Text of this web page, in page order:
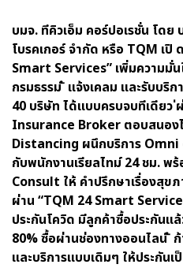
บมจ. ทีคิวเอ็ม คอร์ปอเรชั่น โดย
โบรคเกอร์ จำกัด หรือ TQM เปิ
Smart Services” เพิ่มความมั่น
กรมธรรม์ ้ แจ้งเคลม และรับบริ
40 บริษัท ได้แบบครบจบทีเดียว
Insurance Broker ตอบสนอง
Distancing ผนึกบริการ Omni
กับพนักงานเรียลไทม์ 24 ชม. พ
Consult ให้ คำปรึกษาเรื่องสุข
ผ่าน “TQM 24 Smart
ประกันโควิด มีลูกค้าซื้อประกันแ
80% ซื้อผ่านช่องทางออนไลน์
และบริการแบบเดิมๆ ให้ประกัน